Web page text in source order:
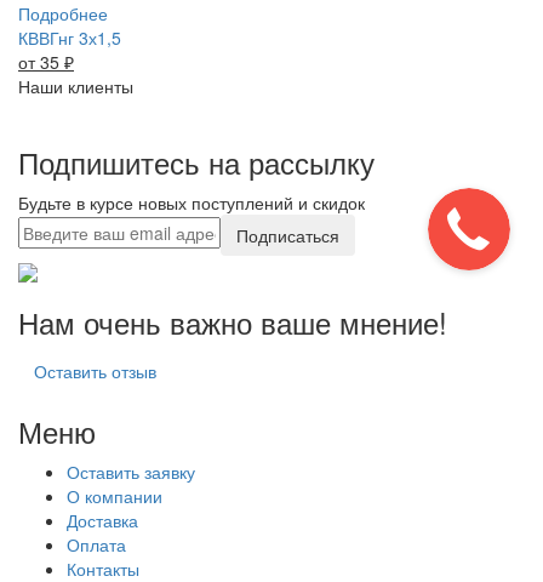
Подробнее
КВВГнг 3х1,5
от 35 ₽
Наши клиенты
Подпишитесь на рассылку
Будьте в курсе новых поступлений и скидок
Подписаться
Нам очень важно ваше мнение!
Оставить отзыв
Меню
Оставить заявку
О компании
Доставка
Оплата
Контакты